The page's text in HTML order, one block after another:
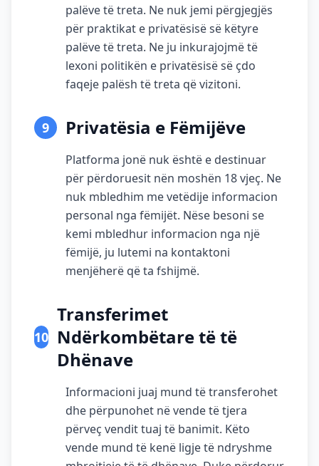
palëve të treta. Ne nuk jemi përgjegjës
për praktikat e privatësisë së këtyre
palëve të treta. Ne ju inkurajojmë të
lexoni politikën e privatësisë së çdo
faqeje palësh të treta që vizitoni.
9 Privatësia e Fëmijëve
Platforma jonë nuk është e destinuar
për përdoruesit nën moshën 18 vjeç. Ne
nuk mbledhim me vetëdije informacion
personal nga fëmijët. Nëse besoni se
kemi mbledhur informacion nga një
fëmijë, ju lutemi na kontaktoni
menjëherë që ta fshijmë.
10
Transferimet
Ndërkombëtare të të
Dhënave
Informacioni juaj mund të transferohet
dhe përpunohet në vende të tjera
përveç vendit tuaj të banimit. Këto
vende mund të kenë ligje të ndryshme